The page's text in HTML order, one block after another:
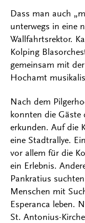
Dass man auch
unterwegs in eine
Wallfahrtsrektor.
Kolping
gemeinsam mit
Hochamt
Nach dem
konnten die Gäste
erkunden. Auf die
eine Stadtrallye.
vor allem für die
ein Erlebnis.
Pankratius
Menschen mit
Esperanca leben.
St. Antonius-